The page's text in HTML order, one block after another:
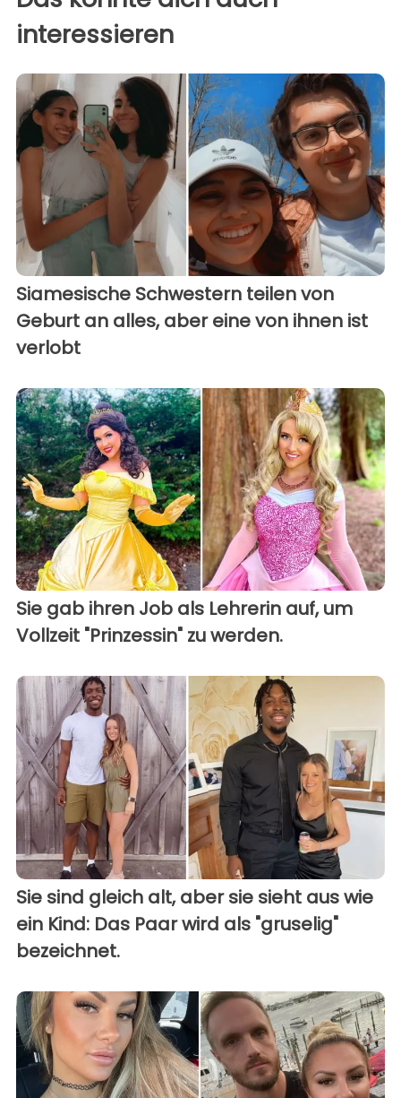
interessieren
Siamesische Schwestern teilen von
Geburt an alles, aber eine von ihnen ist
verlobt
Sie gab ihren Job als Lehrerin auf, um
Vollzeit "Prinzessin" zu werden.
Sie sind gleich alt, aber sie sieht aus wie
ein Kind: Das Paar wird als "gruselig"
bezeichnet.